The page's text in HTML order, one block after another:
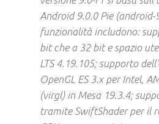
Android 9.0.0 Pie (android-
funzionalità includono:
bit che a 32 bit e spazio
LTS 4.19.105; supporto
OpenGL ES 3.x per Intel,
(virgl) in Mesa 19.3.4;
tramite SwiftShader per il